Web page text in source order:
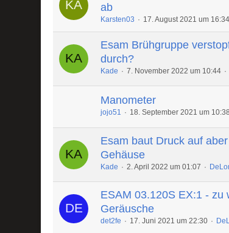
ab
Karsten03 17. August 2021 um 16:34
Esam Brühgruppe
durch?
Kade 7. November 2022 um 10:44
Manometer
jojo51 18. September 2021 um 10:38
Esam baut Druck auf
Gehäuse
Kade 2. April 2022 um 01:07
ESAM 03.120S EX:1 - zu
Geräusche
det2fe 17. Juni 2021 um 22:30